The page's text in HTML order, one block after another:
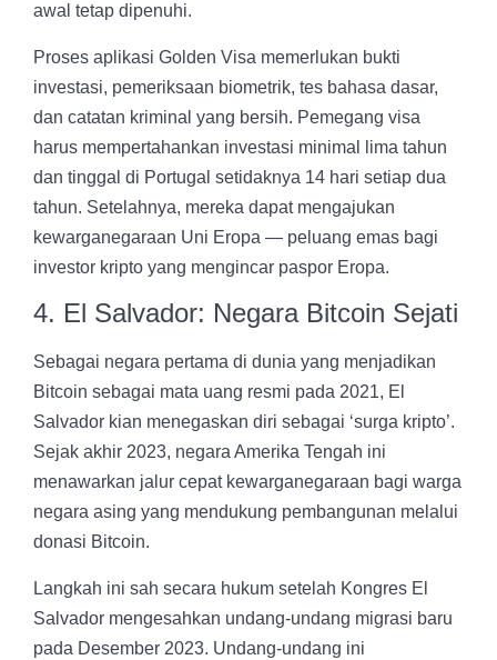
awal tetap dipenuhi.
Proses aplikasi Golden Visa memerlukan bukti
investasi, pemeriksaan biometrik, tes bahasa dasar,
dan catatan kriminal yang bersih. Pemegang visa
harus mempertahankan investasi minimal lima tahun
dan tinggal di Portugal setidaknya 14 hari setiap dua
tahun. Setelahnya, mereka dapat mengajukan
kewarganegaraan Uni Eropa — peluang emas bagi
investor kripto yang mengincar paspor Eropa.
4. El Salvador: Negara Bitcoin Sejati
Sebagai negara pertama di dunia yang menjadikan
Bitcoin sebagai mata uang resmi pada 2021, El
Salvador kian menegaskan diri sebagai ‘surga kripto’.
Sejak akhir 2023, negara Amerika Tengah ini
menawarkan jalur cepat kewarganegaraan bagi warga
negara asing yang mendukung pembangunan melalui
donasi Bitcoin.
Langkah ini sah secara hukum setelah Kongres El
Salvador mengesahkan undang-undang migrasi baru
pada Desember 2023. Undang-undang ini